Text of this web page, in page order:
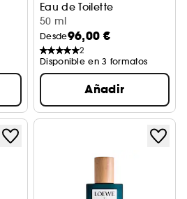
Eau de Toilette
50 ml
Desde96,00 €
2
Disponible en 3 formatos
Añadir